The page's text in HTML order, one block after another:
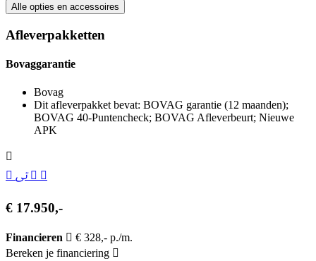
Alle opties en accessoires
Afleverpakketten
Bovaggarantie
Bovag
Dit afleverpakket bevat: BOVAG garantie (12 maanden);
BOVAG 40-Puntencheck; BOVAG Afleverbeurt; Nieuwe
APK
€ 17.950,-
Financieren
€ 328,- p./m.
Bereken je financiering